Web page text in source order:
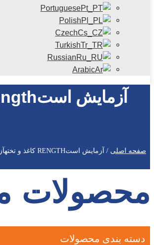
Portuguese
Polish
Czech
Turkish
Russian
Arabic
صفحه اصلی / آزمایش استRENGTH کاغذ و تخته
محصولات
دسته بندی محصولات